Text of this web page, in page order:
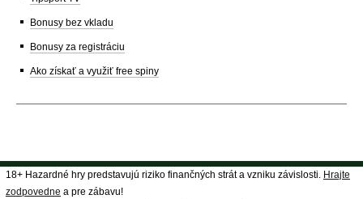
Bonusy bez vkladu
Bonusy za registráciu
Ako získať a využiť free spiny
18+ Hazardné hry predstavujú riziko finančných strát a vzniku závislosti. Hrajte
zodpovedne a pre zábavu!